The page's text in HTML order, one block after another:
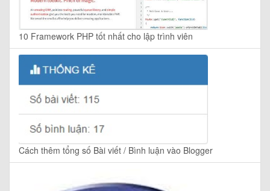
10 Framework PHP tốt nhất cho lập trình viên
Cách thêm tổng số Bài viết / Bình luận vào Blogger